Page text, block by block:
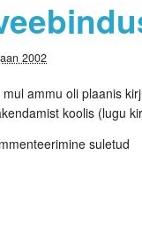
2002
ammu oli plaanis
koolis (lugu
suletud